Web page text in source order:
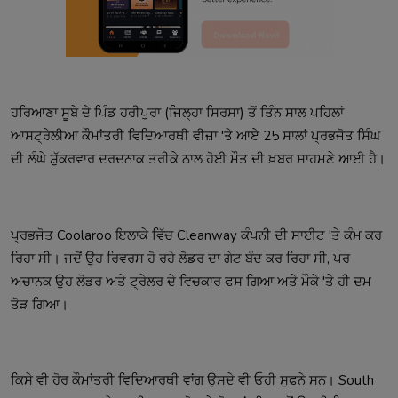
ਹਰਿਆਣਾ ਸੂਬੇ ਦੇ ਪਿੰਡ ਹਰੀਪੁਰਾ (ਜਿਲ੍ਹਾ ਸਿਰਸਾ) ਤੋਂ ਤਿੰਨ ਸਾਲ ਪਹਿਲਾਂ
ਆਸਟ੍ਰੇਲੀਆ ਕੌਮਾਂਤਰੀ ਵਿਦਿਆਰਥੀ ਵੀਜ਼ਾ 'ਤੇ ਆਏ 25 ਸਾਲਾਂ ਪ੍ਰਭਜੋਤ ਸਿੰਘ
ਦੀ ਲੰਘੇ ਸ਼ੁੱਕਰਵਾਰ ਦਰਦਨਾਕ ਤਰੀਕੇ ਨਾਲ ਹੋਈ ਮੌਤ ਦੀ ਖ਼ਬਰ ਸਾਹਮਣੇ ਆਈ ਹੈ।
ਪ੍ਰਭਜੋਤ Coolaroo ਇਲਾਕੇ ਵਿੱਚ Cleanway ਕੰਪਨੀ ਦੀ ਸਾਈਟ 'ਤੇ ਕੰਮ ਕਰ
ਰਿਹਾ ਸੀ। ਜਦੋਂ ਉਹ ਰਿਵਰਸ ਹੋ ਰਹੇ ਲੋਡਰ ਦਾ ਗੇਟ ਬੰਦ ਕਰ ਰਿਹਾ ਸੀ, ਪਰ
ਅਚਾਨਕ ਉਹ ਲੋਡਰ ਅਤੇ ਟ੍ਰੇਲਰ ਦੇ ਵਿਚਕਾਰ ਫਸ ਗਿਆ ਅਤੇ ਮੌਕੇ 'ਤੇ ਹੀ ਦਮ
ਤੋੜ ਗਿਆ।
ਕਿਸੇ ਵੀ ਹੋਰ ਕੌਮਾਂਤਰੀ ਵਿਦਿਆਰਥੀ ਵਾਂਗ ਉਸਦੇ ਵੀ ਓਹੀ ਸੁਫਨੇ ਸਨ। South